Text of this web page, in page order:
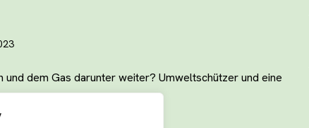
und dem Gas darunter weiter? Umweltschützer und eine
Weiterlesen »